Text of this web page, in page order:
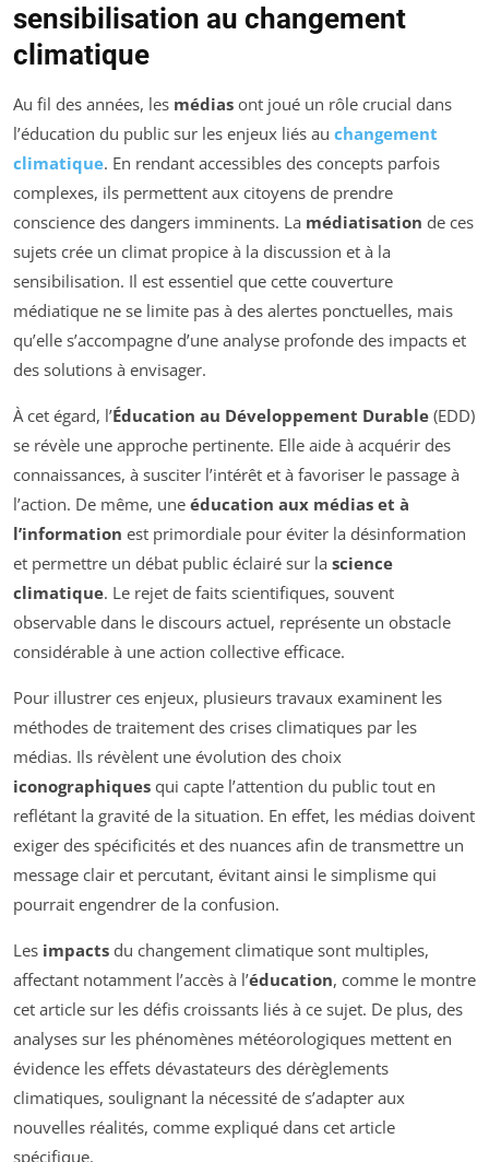
sensibilisation au changement
climatique
Au fil des années, les médias ont joué un rôle crucial dans
l’éducation du public sur les enjeux liés au changement
climatique. En rendant accessibles des concepts parfois
complexes, ils permettent aux citoyens de prendre
conscience des dangers imminents. La médiatisation de ces
sujets crée un climat propice à la discussion et à la
sensibilisation. Il est essentiel que cette couverture
médiatique ne se limite pas à des alertes ponctuelles, mais
qu’elle s’accompagne d’une analyse profonde des impacts et
des solutions à envisager.
À cet égard, l’Éducation au Développement Durable (EDD)
se révèle une approche pertinente. Elle aide à acquérir des
connaissances, à susciter l’intérêt et à favoriser le passage à
l’action. De même, une éducation aux médias et à
l’information est primordiale pour éviter la désinformation
et permettre un débat public éclairé sur la science
climatique. Le rejet de faits scientifiques, souvent
observable dans le discours actuel, représente un obstacle
considérable à une action collective efficace.
Pour illustrer ces enjeux, plusieurs travaux examinent les
méthodes de traitement des crises climatiques par les
médias. Ils révèlent une évolution des choix
iconographiques qui capte l’attention du public tout en
reflétant la gravité de la situation. En effet, les médias doivent
exiger des spécificités et des nuances afin de transmettre un
message clair et percutant, évitant ainsi le simplisme qui
pourrait engendrer de la confusion.
Les impacts du changement climatique sont multiples,
affectant notamment l’accès à l’éducation, comme le montre
cet article sur les défis croissants liés à ce sujet. De plus, des
analyses sur les phénomènes météorologiques mettent en
évidence les effets dévastateurs des dérèglements
climatiques, soulignant la nécessité de s’adapter aux
nouvelles réalités, comme expliqué dans cet article
spécifique.